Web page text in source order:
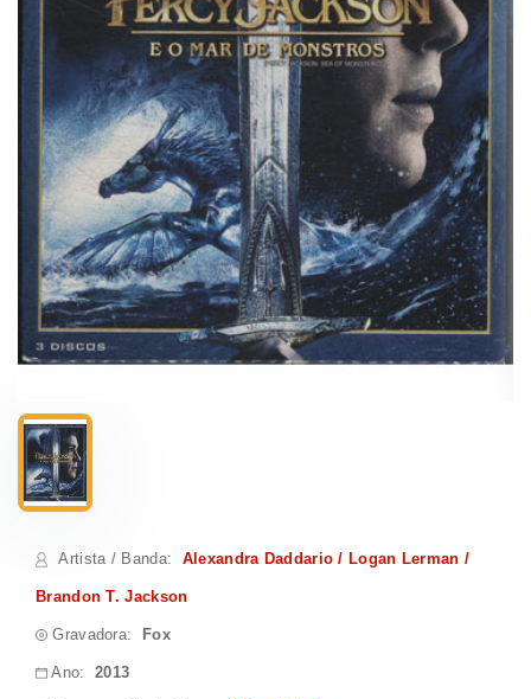
Artista / Banda: Alexandra Daddario / Logan Lerman /
Brandon T. Jackson
Gravadora: Fox
Ano:2013